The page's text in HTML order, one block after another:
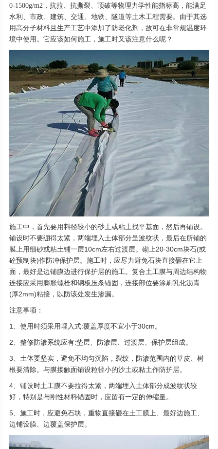
0-1500g/m2，抗拉、抗撕裂、顶破等物理力学性能指标高，能满足
水利、市政、建筑、交通、地铁、隧道等土木工程需要。由于其选
用高分子材料且生产工艺中添加了防老化剂，故可在非常规温度环
境中使用。它应该如何施工，施工时又该注意什么呢？
施工中，首先要用料径较小的砂土或粘土找平基面，然后再铺设。
铺设时不要绷得太紧，两端埋入土体部分呈波纹状，最后在所铺的
膜上用细砂或粘土铺一层10cm左右过渡层。砌上20-30cm块石(或
砼预制块)作防冲保护层。施工时，应尽力避免石块直接砸在它上
面，最好是边铺膜边进行保护层的施工。复合土工膜与周边结构物
连接应采用膨胀螺栓和钢板压条锚固，连接部位要涂刷乳化沥青
(厚2mm)粘接，以防该处发生渗漏。
注意事项：
1、使用时须采用埋入式:覆盖厚度不宜小于30cm。
2、整修防渗系统应有:垫层、防渗层、过渡层、保护层组成。
3、土体要坚实，避免不均匀沉陷，裂纹，防渗范围内的草皮、树
根要清除。与膜接触面铺设粒径小的沙土或粘土作防护层。
4、铺设时土工膜不要拉得太紧，两端埋入土体部分成波纹状较
好，特别是与刚性材料锚固时，应留有一定的伸缩量。
5、施工时，应避免石块，重物直接砸在土工膜上、最好边施工、
边铺设膜、边覆盖保护层。